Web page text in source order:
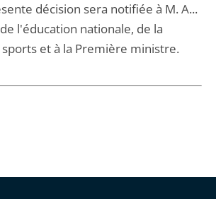
décision sera notifiée à M. A...
l'éducation nationale, de la
et à la Première ministre.